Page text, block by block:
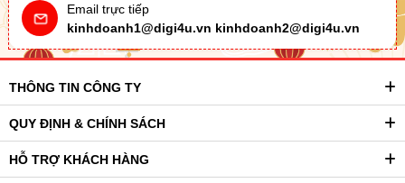
Email trực tiếp
kinhdoanh1@digi4u.vn kinhdoanh2@digi4u.vn
THÔNG TIN CÔNG TY
QUY ĐỊNH & CHÍNH SÁCH
HỖ TRỢ KHÁCH HÀNG